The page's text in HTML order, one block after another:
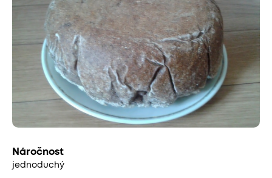
Náročnost
jednoduchý